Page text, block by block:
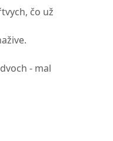
čo už
- mal